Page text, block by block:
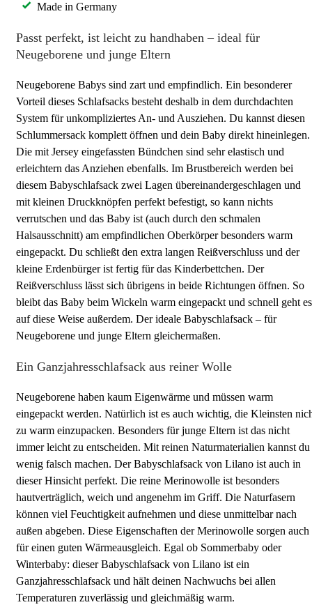
Made in Germany
Passt perfekt, ist leicht zu handhaben – ideal für
Neugeborene und junge Eltern
Neugeborene Babys sind zart und empfindlich. Ein besonderer
Vorteil dieses Schlafsacks besteht deshalb in dem durchdachten
System für unkompliziertes An- und Ausziehen. Du kannst diesen
Schlummersack komplett öffnen und dein Baby direkt hineinlegen.
Die mit Jersey eingefassten Bündchen sind sehr elastisch und
erleichtern das Anziehen ebenfalls. Im Brustbereich werden bei
diesem Babyschlafsack zwei Lagen übereinandergeschlagen und
mit kleinen Druckknöpfen perfekt befestigt, so kann nichts
verrutschen und das Baby ist (auch durch den schmalen
Halsausschnitt) am empfindlichen Oberkörper besonders warm
eingepackt. Du schließt den extra langen Reißverschluss und der
kleine Erdenbürger ist fertig für das Kinderbettchen. Der
Reißverschluss lässt sich übrigens in beide Richtungen öffnen. So
bleibt das Baby beim Wickeln warm eingepackt und schnell geht es
auf diese Weise außerdem. Der ideale Babyschlafsack – für
Neugeborene und junge Eltern gleichermaßen.
Ein Ganzjahresschlafsack aus reiner Wolle
Neugeborene haben kaum Eigenwärme und müssen warm
eingepackt werden. Natürlich ist es auch wichtig, die Kleinsten
zu warm einzupacken. Besonders für junge Eltern ist das nicht
immer leicht zu entscheiden. Mit reinen Naturmaterialien kannst du
wenig falsch machen. Der Babyschlafsack von Lilano ist auch in
dieser Hinsicht perfekt. Die reine Merinowolle ist besonders
hautverträglich, weich und angenehm im Griff. Die Naturfasern
können viel Feuchtigkeit aufnehmen und diese unmittelbar nach
außen abgeben. Diese Eigenschaften der Merinowolle sorgen auch
für einen guten Wärmeausgleich. Egal ob Sommerbaby oder
Winterbaby: dieser Babyschlafsack von Lilano ist ein
Ganzjahresschlafsack und hält deinen Nachwuchs bei allen
Temperaturen zuverlässig und gleichmäßig warm.